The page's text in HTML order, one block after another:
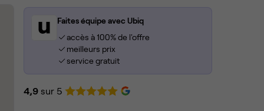
Faites équipe avec Ubiq
accès à 100% de l'offre
meilleurs prix
service gratuit
4,9 sur 5